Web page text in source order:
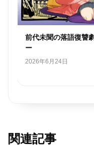
2026年暫定１位、静
記」レビュー
2026年4月18日
関連記事